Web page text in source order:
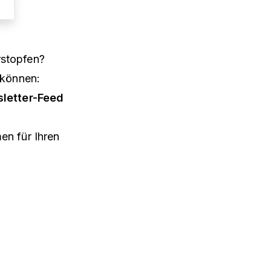
Feed
für Ihren